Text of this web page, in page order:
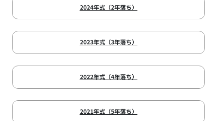
2024年式（2年落ち）
2023年式（3年落ち）
2022年式（4年落ち）
2021年式（5年落ち）